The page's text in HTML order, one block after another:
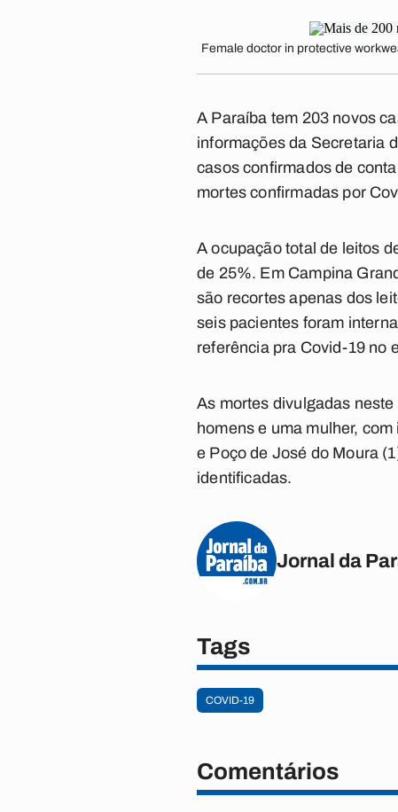
Female doctor in protective
A Paraíba tem 203 novos
informações da Secretaria
casos confirmados de
mortes confirmadas por
A ocupação total de leitos
de 25%. Em Campina
são recortes apenas dos
seis pacientes foram
referência pra Covid-19 no
As mortes divulgadas
homens e uma mulher,
e Poço de José do Moura
identificadas.
Jornal da
Tags
COVID-19
Comentários